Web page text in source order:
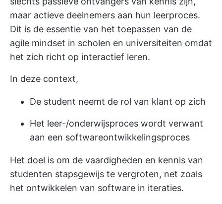
maar actieve deelnemers aan hun leerproces.
Dit is de essentie van het toepassen van de
agile mindset in scholen en universiteiten omdat
het zich richt op interactief leren.
In deze context,
De student neemt de rol van klant op zich
Het leer-/onderwijsproces wordt verwant
aan een softwareontwikkelingsproces
Het doel is om de vaardigheden en kennis van
studenten stapsgewijs te vergroten, net zoals
het ontwikkelen van software in iteraties.